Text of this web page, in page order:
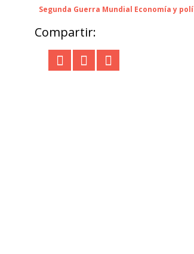
Segunda Guerra Mundial Economía y
Compartir: